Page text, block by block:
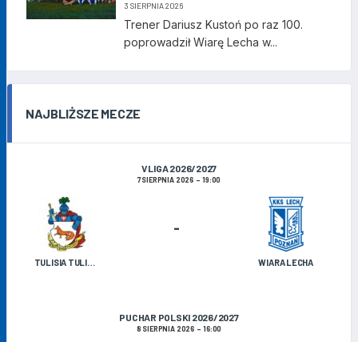
3 SIERPNIA 2026
Trener Dariusz Kustoń po raz 100.
poprowadził Wiarę Lecha w...
NAJBLIŻSZE MECZE
V LIGA 2026/2027
7 SIERPNIA 2026 19:00
TULISIA TULISZKÓW WIARA LECHA
-
PUCHAR POLSKI 2026/2027
8 SIERPNIA 2026 16:00